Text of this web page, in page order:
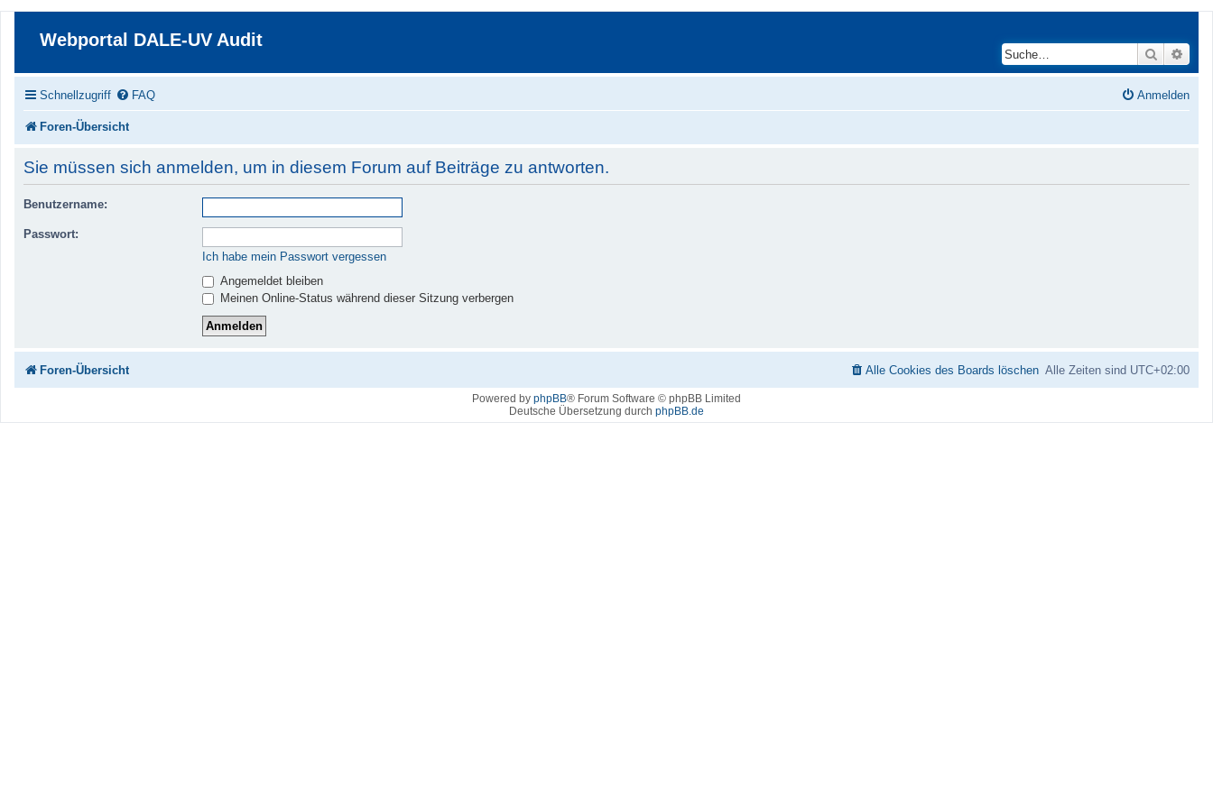
Webportal DALE-UV Audit
Suche
Schnellzugriff FAQ Anmelden
Foren-Übersicht
Sie müssen sich anmelden, um in diesem Forum auf Beiträge zu antworten.
Benutzername:
Passwort:
Ich habe mein Passwort vergessen
Angemeldet bleiben
Meinen Online-Status während dieser Sitzung verbergen
Foren-Übersicht Alle Zeiten sind UTC+02:00
Alle Cookies des Boards löschen
Powered by phpBB® Forum Software © phpBB Limited
Deutsche Übersetzung durch phpBB.de